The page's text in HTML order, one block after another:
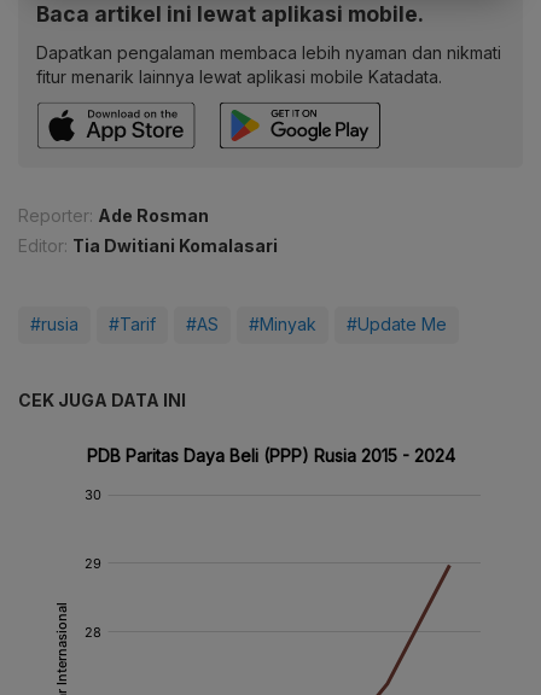
Baca artikel ini lewat aplikasi mobile.
Dapatkan pengalaman membaca lebih nyaman dan nikmati
fitur menarik lainnya lewat aplikasi mobile Katadata.
Reporter: Ade Rosman
Editor: Tia Dwitiani Komalasari
#rusia #Tarif #AS #Minyak #Update Me
CEK JUGA DATA INI